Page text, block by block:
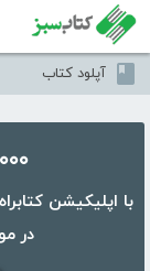
آپلود کتاب
۵۰،۰۰۰
در